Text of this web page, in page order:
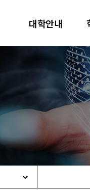
한양대학교
대학안내